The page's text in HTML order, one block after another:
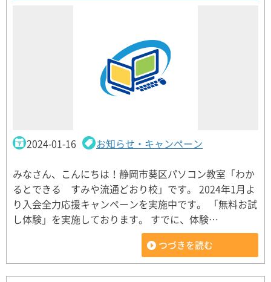
2024-01-16 お知らせ・キャンペーン
みなさん、こんにちは！静岡市葵区パソコン教室「わか
るとできる すみや流通どおり校」です。 2024年1月よ
り入会全力応援キャンペーンを実施中です。 「無料お試
し体験」を実施しております。 すでに、体験…
つづきを読む